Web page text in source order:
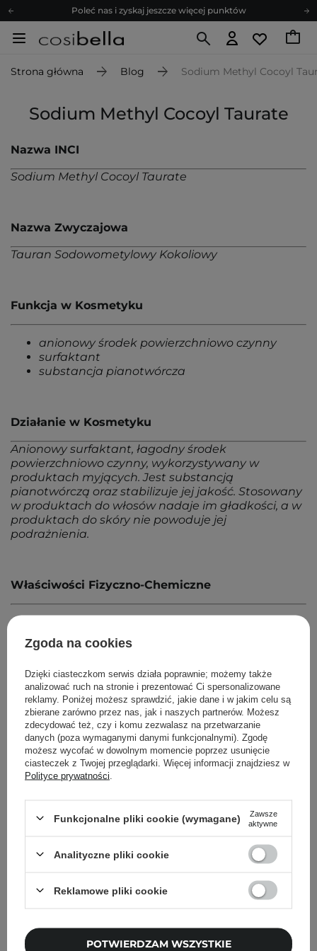
Poleć nas i zyskaj jeszcze więcej punktów
Zapisz się na newsletter pełen porad
Z nami to możliwe! Realizacja zamówienia do 24h.
Zapisz się na newsletter pełen porad
Strona główna Blog Sodium Methyl Cocoyl
Sodium Methyl Cocoyl Taurate
Nazwa INCI
Sodium Methyl Cocoyl Taurate
Nazwa Zwyczajowa
Tauran Sodowometylowy Kokoliowy
Funkcja w Kosmetyku
anionowy środek powierzchniowo czynny
surfaktant
substancja pianotwórcza
Działanie w Kosmetyku
Anionowy surfaktant, łagodny środek
powierzchniowo czynny, wykorzystywany w
produktach myjących. Jest substancją
pianotwórczą oraz stabilizuje jej jakość. Stosowany
w produktach do włosów nadaje im gładkości, a w
produktach do skóry nie powoduje jej
podrażnienia.
Właściwości Fizyczno-Chemiczne
kolor - mleczny
Powrót do Cosipedii
Pokaż więcej wpisów zWrzesień 2022
Newsletter Cosibella
Pielęgnacyjne checklisty, eksperckie porady,
beauty nowości - prosto na maila!
Zgadzam się na otrzymywanie
Zgoda na cookies
Dzięki ciasteczkom serwis działa poprawnie; możemy także
analizować ruch na stronie i prezentować Ci spersonalizowane
reklamy. Poniżej możesz sprawdzić, jakie dane i w jakim celu są
zbierane zarówno przez nas, jak i naszych partnerów. Możesz
zdecydować też, czy i komu zezwalasz na przetwarzanie
danych (poza wymaganymi danymi funkcjonalnymi). Zgodę
możesz wycofać w dowolnym momencie poprzez usunięcie
ciasteczek z Twojej przeglądarki. Więcej informacji znajdziesz w
Polityce prywatności
Funkcjonalne pliki cookie (wymagane)
Zawsze
aktywne
Analityczne pliki cookie
Reklamowe pliki cookie
POTWIERDZAM WSZYSTKIE